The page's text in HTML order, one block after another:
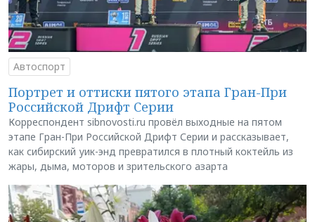
Автоспорт
Портрет и оттиски пятого этапа Гран-При
Российской Дрифт Серии
Корреспондент sibnovosti.ru провёл выходные на пятом
этапе Гран-При Российской Дрифт Серии и рассказывает,
как сибирский уик-энд превратился в плотный коктейль из
жары, дыма, моторов и зрительского азарта